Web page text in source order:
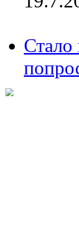
Стало